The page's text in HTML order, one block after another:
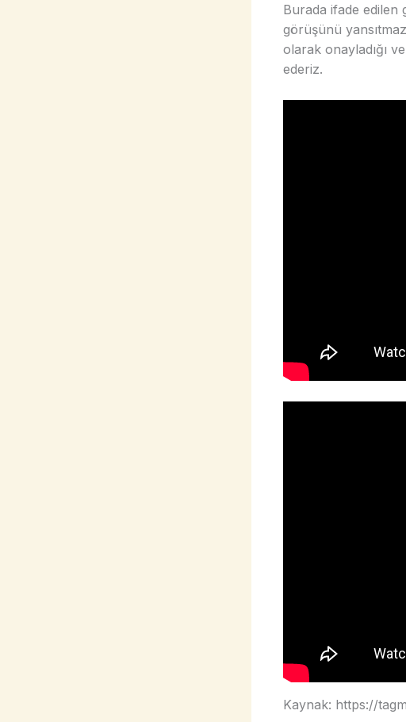
Burada ifade edilen
görüşünü
olarak onayladığı
ederiz.
Kaynak: https://